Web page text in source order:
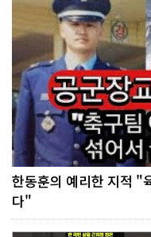
한동훈의 예리한 지적 "
다"